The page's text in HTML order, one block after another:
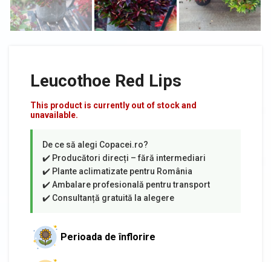
Leucothoe Red Lips
This product is currently out of stock and
unavailable.
Perioada de înflorire